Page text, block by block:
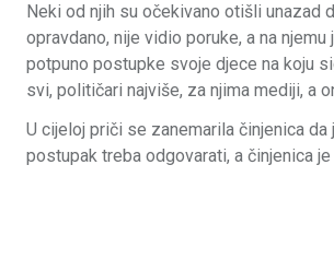
Neki od njih su očekivano otišli unazad
opravdano, nije vidio poruke, a na
potpuno postupke svoje djece na koju
svi, političari najviše, za njima mediji, a
U cijeloj priči se zanemarila činjenica
postupak treba odgovarati, a činjenica